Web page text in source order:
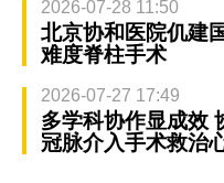
2026-07-28 11:50
北京协和医院仉建
难度脊柱手术
2026-07-27 17:49
多学科协作显成效
冠脉介入手术救治